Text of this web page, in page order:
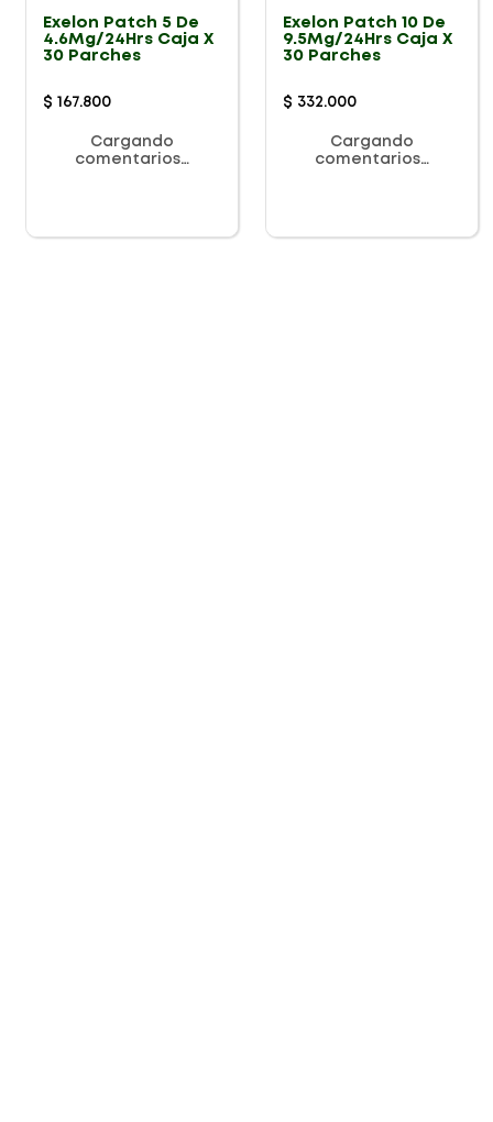
Exelon Patch 5 De
4.6Mg/24Hrs Caja X
30 Parches
$ 167.800
Cargando
comentarios…
Exelon Patch 10 De
9.5Mg/24Hrs Caja X
30 Parches
$ 332.000
Cargando
comentarios…